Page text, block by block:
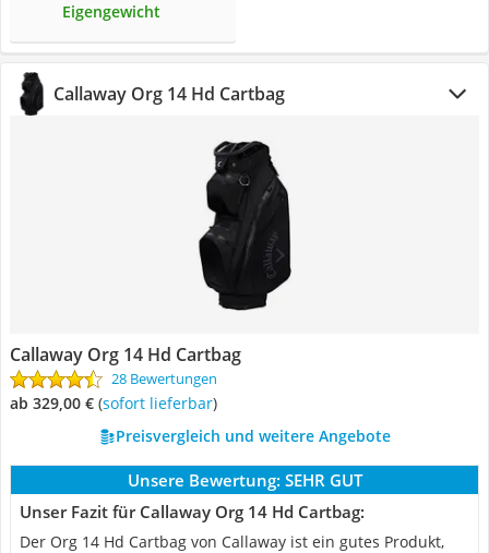
Eigengewicht
Callaway Org 14 Hd Cartbag
Callaway Org 14 Hd Cartbag
28 Bewertungen
ab 329,00 € ( Sofort lieferbar)
Preisvergleich und weitere Angebote
Unsere Bewertung: SEHR GUT
Unser Fazit für Callaway Org 14 Hd Cartbag:
Der Org 14 Hd Cartbag von Callaway ist ein gutes Produkt,